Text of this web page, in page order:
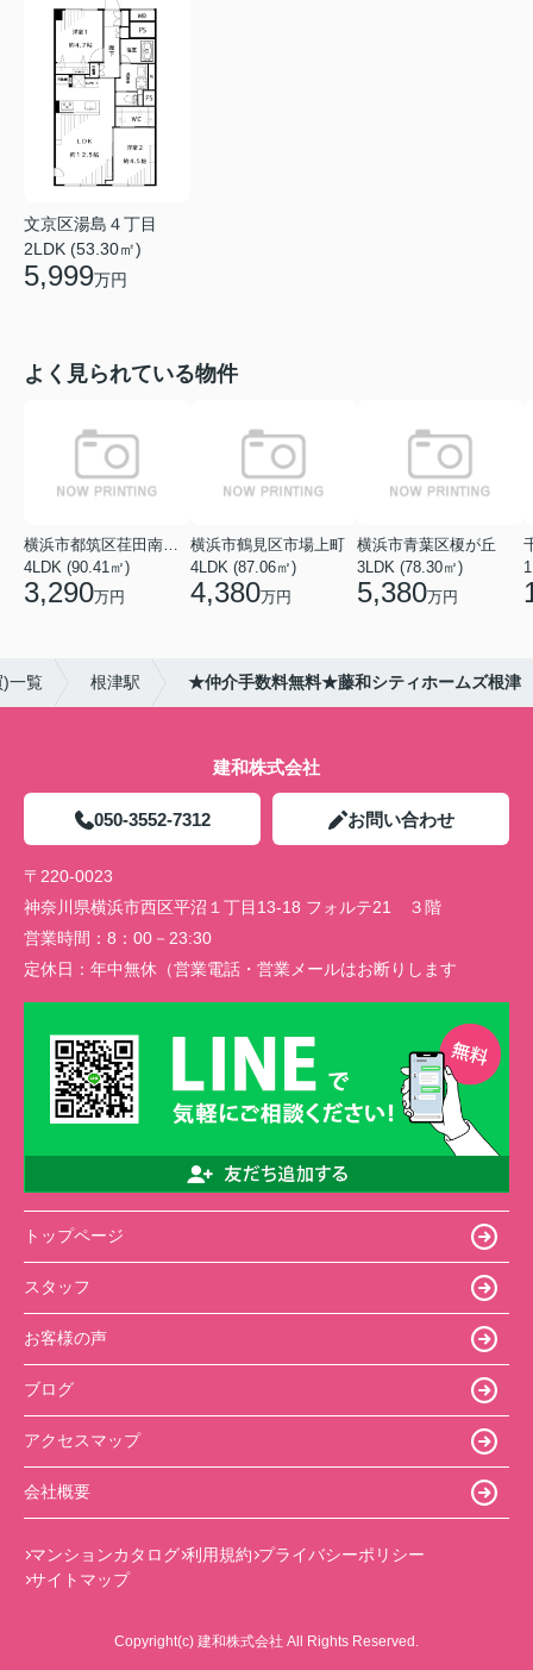
文京区湯島４丁目
2LDK (53.30㎡)
5,999万円
よく見られている物件
4LDK (90.41㎡)
3,290万円
横浜市鶴見区市場上町
4LDK (87.06㎡)
4,380万円
横浜市青葉区榎が丘
3LDK (78.30㎡)
5,380万円
)一覧 根津駅 ★仲介手数料無料★藤和シティホームズ根津
建和株式会社
050-3552-7312 お問い合わせ
〒220-0023
神奈川県横浜市西区平沼１丁目13-18 フォルテ21 ３階
営業時間： 8：00－23:30
定休日： 年中無休（営業電話・営業メールはお断りします
トップページ
スタッフ
お客様の声
ブログ
アクセスマップ
会社概要
マンションカタログ 利用規約 プライバシーポリシー
サイトマップ
Copyright(c) 建和株式会社 All Rights Reserved.